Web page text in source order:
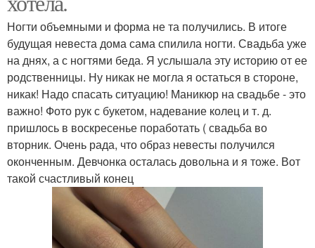
Ногти объемными и форма не та получились. В итоге
будущая невеста дома сама спилила ногти. Свадьба уже
на днях, а с ногтями беда. Я услышала эту историю от ее
родственницы. Ну никак не могла я остаться в стороне,
никак! Надо спасать ситуацию! Маникюр на свадьбе - это
важно! Фото рук с букетом, надевание колец и т. д.
пришлось в воскресенье поработать ( свадьба во
вторник. Очень рада, что образ невесты получился
оконченным. Девчонка осталась довольна и я тоже. Вот
такой счастливый конец